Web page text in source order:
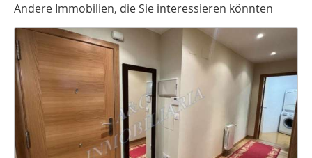
Andere Immobilien, die Sie interessieren könnten